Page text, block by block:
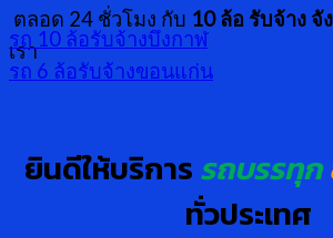
ตลอด 24 ชั่วโมง กับ 10 ล้อ รับจ้าง จั
เรา
รถ 10 ล้อรับจ้างบึงกาฬ
รถ 6 ล้อรับจ้างขอนแก่น
ยินดีให้บริการรถบรรทุก
ทั่วประเทศ